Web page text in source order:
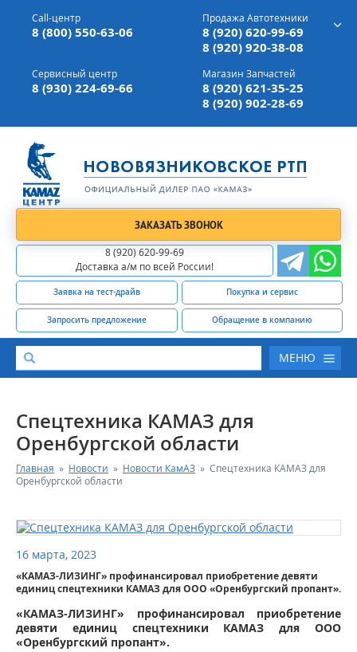
г. Вязники,ул. Механизаторов, д 90
Доставка а/м,по всей России
Call-центр
8 (800) 550-63-06
Продажа Автотехники
8 (920) 620-99-69
8 (920) 920-38-08
Сервисный центр
8 (930) 224-69-66
Магазин Запчастей
8 (920) 621-35-25
8 (920) 902-28-69
ЗАКАЗАТЬ ЗВОНОК
8 (920) 620-99-69
Доставка а/м по всей России!
Заявка на тест-драйв Покупка и сервис
Запросить предложение Обращение в компанию
МЕНЮ
КАТАЛОГ АВТОТЕХНИКИ
ЗАПАСНЫЕ ЧАСТИ
РЕМОНТ ДВИГАТЕЛЕЙ КАМАЗ
ФИНАНСОВЫЙ СЕРВИС
Спецтехника КАМАЗ для
Оренбургской области
Главная » Новости » Новости КамАЗ » Спецтехника КАМАЗ для
Оренбургской области
16 марта, 2023
«КАМАЗ-ЛИЗИНГ» профинансировал приобретение девяти
единиц спецтехники КАМАЗ для ООО «Оренбургский пропант».
«КАМАЗ-ЛИЗИНГ» профинансировал приобретение
девяти единиц спецтехники КАМАЗ для ООО
«Оренбургский пропант».